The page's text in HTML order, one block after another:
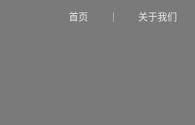
首页 关于我们